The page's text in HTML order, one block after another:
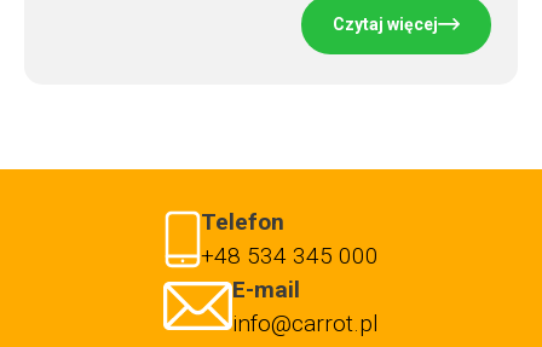
Czytaj więcej
Telefon
+48 534 345 000
E-mail
info@carrot.pl